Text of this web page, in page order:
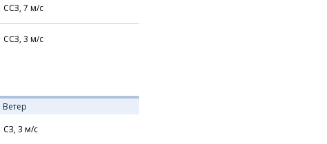
ССЗ, 7 м/с
ССЗ, 3 м/с
Ветер
СЗ, 3 м/с